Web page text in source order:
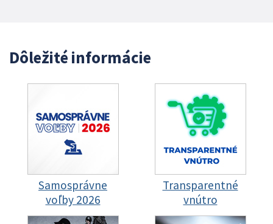
Dôležité informácie
Samosprávne
voľby 2026
Transparentné
vnútro